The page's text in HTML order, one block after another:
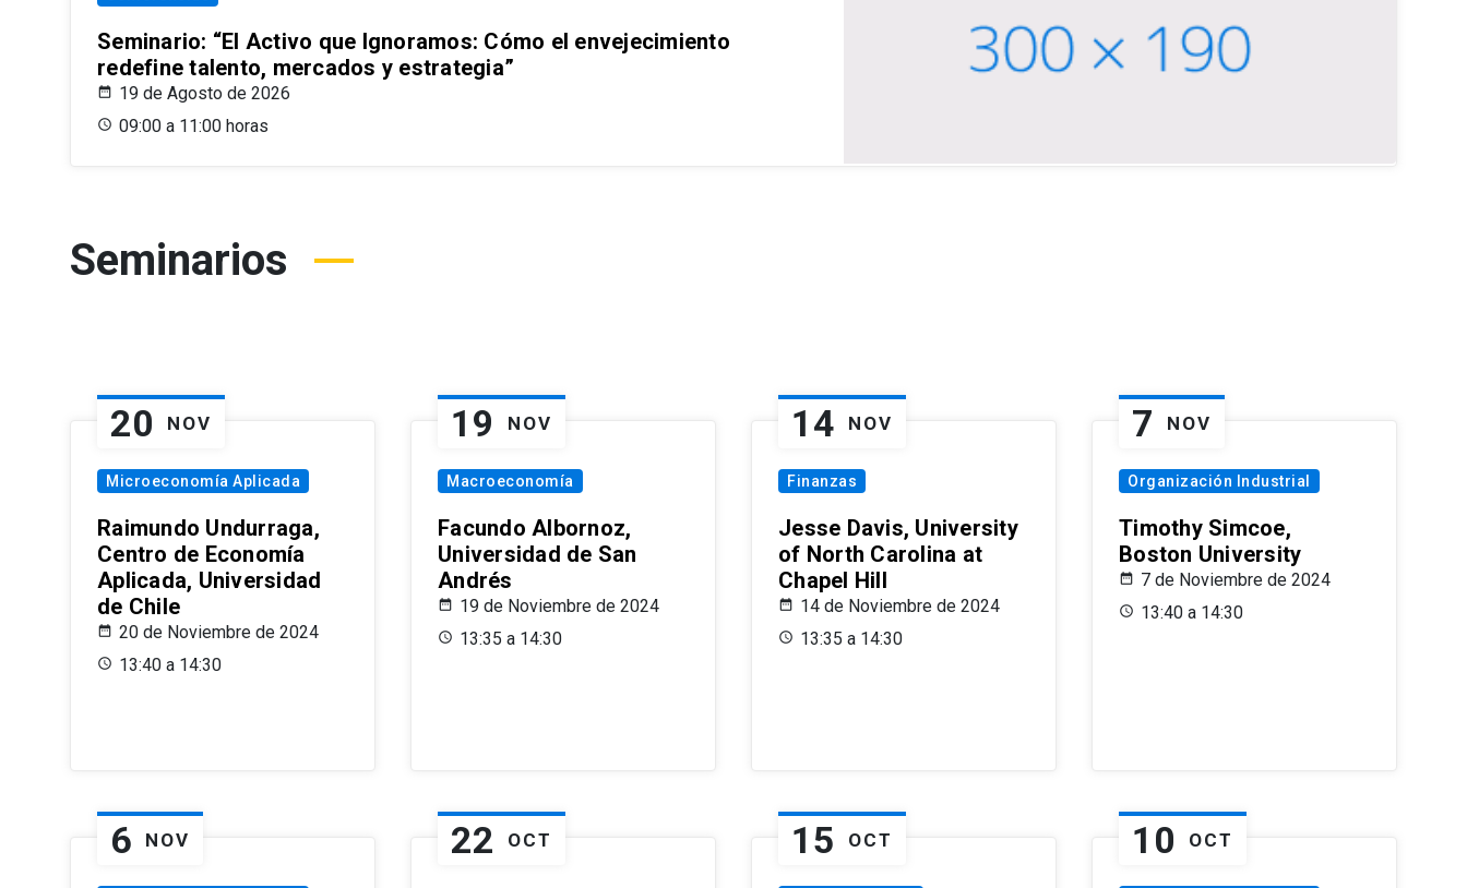
Seminario: “El Activo que Ignoramos: Cómo el envejecimiento
redefine talento, mercados y estrategia”
19 de Agosto de 2026
09:00 a 11:00 horas
Seminarios
20 NOV
Microeconomía Aplicada
Raimundo Undurraga,
Centro de Economía
Aplicada, Universidad
de Chile
20 de Noviembre de 2024
13:40 a 14:30
19 NOV
Macroeconomía
Facundo Albornoz,
Universidad de San
Andrés
19 de Noviembre de 2024
13:35 a 14:30
14 NOV
Finanzas
Jesse Davis, University
of North Carolina at
Chapel Hill
14 de Noviembre de 2024
13:35 a 14:30
7 NOV
Organización Industrial
Timothy Simcoe,
Boston University
7 de Noviembre de 2024
13:40 a 14:30
6 NOV 22 OCT 15 OCT 10 OCT